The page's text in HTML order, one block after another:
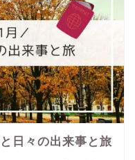
日々の出来事と旅